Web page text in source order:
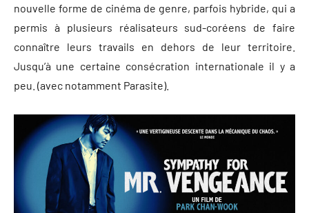
nouvelle forme de cinéma de genre, parfois hybride, qui a
permis à plusieurs réalisateurs sud-coréens de faire
connaître leurs travails en dehors de leur territoire.
Jusqu’à une certaine consécration internationale il y a
peu. (avec notamment Parasite).